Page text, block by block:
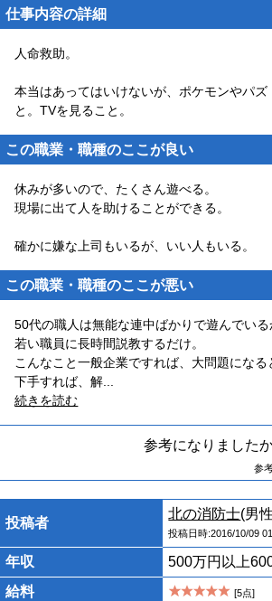
仕事内容の詳細
人命救助。
本当はあってはいけないが、ポケモンやパズ
と。TVを見ること。
この職業・職種のここが良い
休みが多いので、たくさん遊べる。
現場に出て人を助けることができる。
確かに嫌な上司もいるが、いい人もいる。
この職業・職種のここが悪い
50代の職人は無能な連中ばかりで遊んでいる
若い職員に長時間説教するだけ。
こんなこと一般企業ですれば、大問題になる
下手すれば、解
続きを読む
参考になりました
参
投稿者
北の消防士(男
投稿日時:2016/10/09
年収
500万円以上
給料
[5点]